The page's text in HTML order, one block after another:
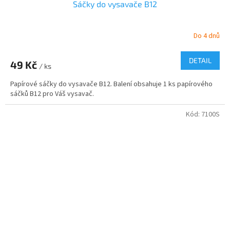
Sáčky do vysavače B12
Do 4 dnů
49 Kč / ks
DETAIL
Papírové sáčky do vysavače B12. Balení obsahuje 1 ks papírového
sáčků B12 pro Váš vysavač.
Kód: 7100S